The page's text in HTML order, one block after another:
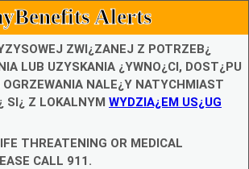
Alerts
ZWI¿ZANEJ Z POTRZEB¿
LUB UZYSKANIA ¿YWNO¿CI, DOST¿PU
OGRZEWANIA NALE¿Y NATYCHMIAST
SI¿ Z LOKALNYM WYDZIA¿EM US¿UG
THREATENING OR MEDICAL
CALL 911.